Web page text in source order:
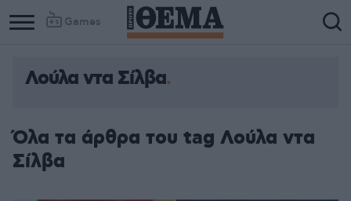
Games
Λούλα ντα Σίλβα
Όλα τα άρθρα του tag Λούλα ντα
Σίλβα